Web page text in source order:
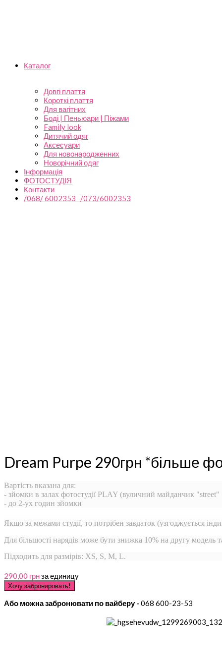
Каталог
Довгі плаття
Короткі плаття
Для вагітних
Боді | Пеньюари | Піжами
Family look
Дитячий одяг
Аксесуари
Для новонародженних
Новорічний одяг
Інформація
ФОТОСТУДІЯ
Контакти
/068/ 6002353 /073/6002353
Dream Purpe 290грн *більше
Вартість вказана для:
- зйомки в залах фотостудії PLAY (вуличний майданчик "street"
- до 2-ух годин зйомки
Якщо за межами студії, то потрібен завдаток (узгоджується
Для більшості нарядів може бути знижка 10% на другу
Підходить для размірів: XS, S, M, L.
290,00 грнза единицу
Або можна забронювати по вайберу - 068 600-23-53